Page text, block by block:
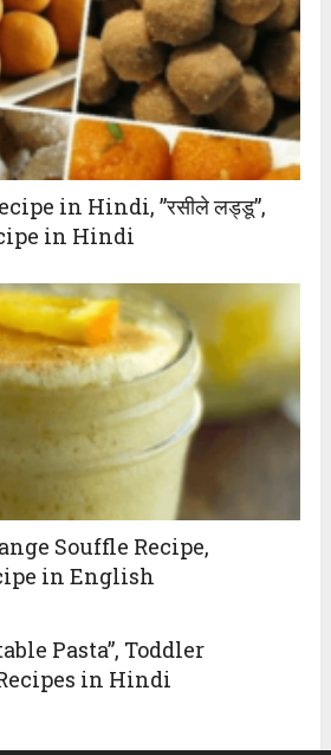
in Hindi, ”रसीले लड्डू”,
in Hindi
Souffle Recipe,
in English
Pasta”, Toddler
in Hindi